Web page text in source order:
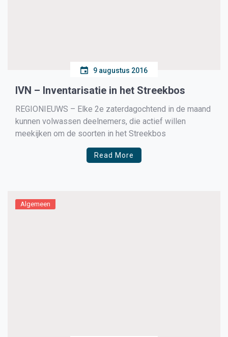
9 augustus 2016
IVN – Inventarisatie in het Streekbos
REGIONIEUWS – Elke 2e zaterdagochtend in de maand
kunnen volwassen deelnemers, die actief willen
meekijken om de soorten in het Streekbos
Read More
Algemeen